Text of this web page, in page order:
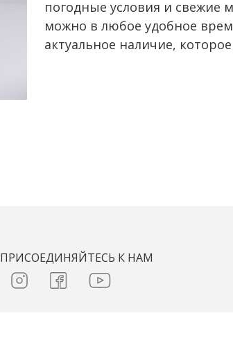
погодные условия и свежие
можно в любое удобное
актуальное наличие,
ПРИСОЕДИНЯЙТЕСЬ К НАМ